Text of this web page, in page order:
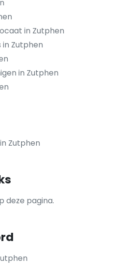
in Zutphen
Zutphen
in Zutphen
Zutphen
deze pagina.